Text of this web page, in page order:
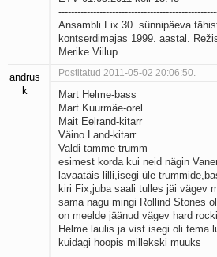
Ansambli Fix 30. sünnipäeva
kontserdimajas 1999. aastal.
Merike Viilup.
andrus
k
Postitatud 2011-05-02 20:06:50.
Mart Helme-bass
Mart Kuurmäe-orel
Mait Eelrand-kitarr
Väino Land-kitarr
Valdi tamme-trumm
esimest korda kui neid nägin
lavaatäis lilli,isegi üle
kiri Fix,juba saali tulles jäi vägev
sama nagu mingi Rollind Stones
on meelde jäänud vägev hard
Helme laulis ja vist isegi oli tema
kuidagi hoopis millekski muuks